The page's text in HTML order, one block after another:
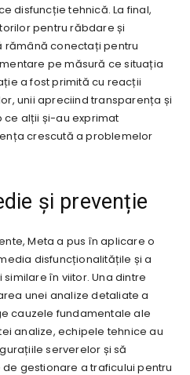
disfuncție tehnică. La final,
pentru răbdare și
conectați pentru
pe măsură ce situația
a fost primită cu reacții
unii apreciind transparența și
ce alții și-au exprimat
crescută a problemelor
și prevenție
Meta a pus în aplicare o
disfuncționalitățile și a
în viitor. Una dintre
unei analize detaliate a
cauzele fundamentale ale
analize, echipele tehnice au
serverelor și să
gestionare a traficului pentru